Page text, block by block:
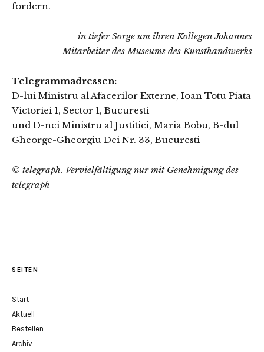
fordern.
in tiefer Sorge um ihren Kollegen Johannes
Mitarbeiter des Museums des Kunsthandwerks
Telegrammadressen:
D-lui Ministru al Afacerilor Externe, Ioan Totu Piata
Victoriei 1, Sector 1, Bucuresti
und D-nei Ministru al Justitiei, Maria Bobu, B-dul
Gheorge-Gheorgiu Dei Nr. 33, Bucuresti
© telegraph. Vervielfältigung nur mit Genehmigung des
telegraph
SEITEN
Start
Aktuell
Bestellen
Archiv